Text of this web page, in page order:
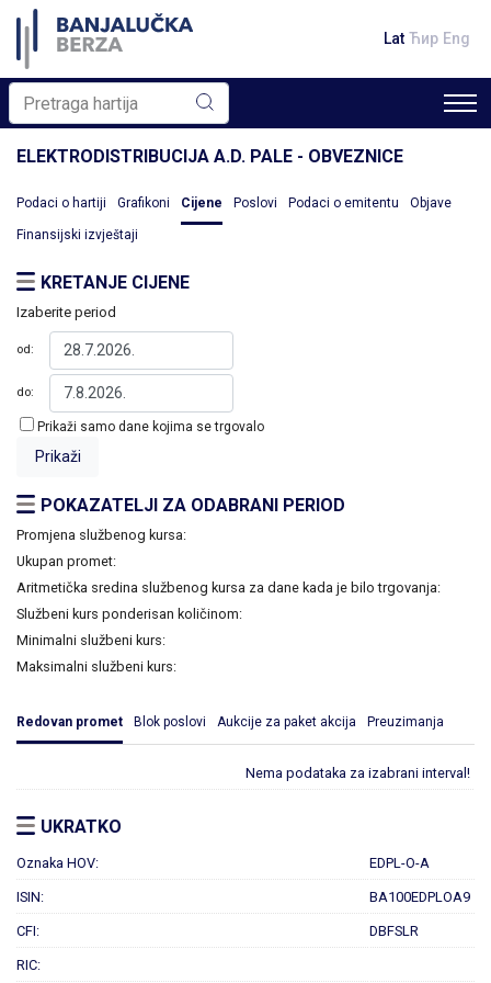
Lat Ћир Eng
ELEKTRODISTRIBUCIJA A.D. PALE - OBVEZNICE
Podaci o hartiji Grafikoni Cijene Poslovi Podaci o emitentu Objave
Finansijski izvještaji
KRETANJE CIJENE
Izaberite period
od:
do:
Prikaži samo dane kojima se trgovalo
POKAZATELJI ZA ODABRANI PERIOD
Promjena službenog kursa:
Ukupan promet:
Aritmetička sredina službenog kursa za dane kada je bilo trgovanja:
Službeni kurs ponderisan količinom:
Minimalni službeni kurs:
Maksimalni službeni kurs:
Redovan promet Blok poslovi Aukcije za paket akcija Preuzimanja
Nema podataka za izabrani interval!
UKRATKO
Oznaka HOV: EDPL-O-A
ISIN: BA100EDPLOA9
CFI: DBFSLR
RIC: